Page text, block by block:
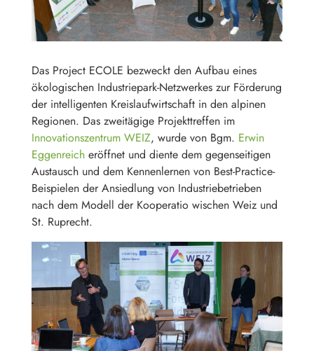
Das Project ECOLE bezweckt den Aufbau eines
ökologischen Industriepark-Netzwerkes zur Förderung
der intelligenten Kreislaufwirtschaft in den alpinen
Regionen. Das zweitägige Projekttreffen im
Innovationszentrum WEIZ, wurde von Bgm. Erwin
Eggenreicheröffnet und diente dem gegenseitigen
Austausch und dem Kennenlernen von Best-Practice-
Beispielen der Ansiedlung von Industriebetrieben
nach dem Modell der Kooperatio wischen Weiz und
St. Ruprecht.